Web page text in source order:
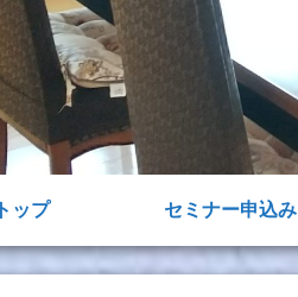
トップ セミナー申込み